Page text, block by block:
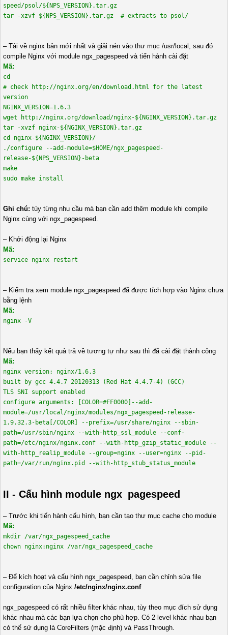
speed/psol/${NPS_VERSION}.tar.gz
tar -xzvf ${NPS_VERSION}.tar.gz # extracts to psol/
– Tải về nginx bản mới nhất và giải nén vào thư mục /usr/local, sau đó
compile Nginx với module ngx_pagespeed và tiến hành cài đặt
Mã:
cd
# check http://nginx.org/en/download.html for the latest
version
NGINX_VERSION=1.6.3
wget http://nginx.org/download/nginx-${NGINX_VERSION}.tar.gz
tar -xvzf nginx-${NGINX_VERSION}.tar.gz
cd nginx-${NGINX_VERSION}/
./configure --add-module=$HOME/ngx_pagespeed-
release-${NPS_VERSION}-beta
make
sudo make install
Ghi chú: tùy từng nhu cầu mà bạn cần add thêm module khi compile
Nginx cùng với ngx_pagespeed.
– Khởi động lại Nginx
Mã:
service nginx restart
– Kiểm tra xem module ngx_pagespeed đã được tích hợp vào Nginx chưa
bằng lệnh
Mã:
nginx -V
Nếu bạn thấy kết quả trả về tương tự như sau thì đã cài đặt thành công
Mã:
nginx version: nginx/1.6.3
built by gcc 4.4.7 20120313 (Red Hat 4.4.7-4) (GCC)
TLS SNI support enabled
configure arguments: [COLOR=#FF0000]--add-
module=/usr/local/nginx/modules/ngx_pagespeed-release-
1.9.32.3-beta[/COLOR] --prefix=/usr/share/nginx --sbin-
path=/usr/sbin/nginx --with-http_ssl_module --conf-
path=/etc/nginx/nginx.conf --with-http_gzip_static_module --
with-http_realip_module --group=nginx --user=nginx --pid-
path=/var/run/nginx.pid --with-http_stub_status_module
II - Cấu hình module ngx_pagespeed
– Trước khi tiến hành cấu hình, bạn cần tạo thư mục cache cho module
Mã:
mkdir /var/ngx_pagespeed_cache
chown nginx:nginx /var/ngx_pagespeed_cache
– Để kích hoạt và cấu hình ngx_pagespeed, bạn cần chỉnh sửa file
configuration của Nginx /etc/nginx/nginx.conf
ngx_pagespeed có rất nhiều filter khác nhau, tùy theo mục đích sử dụng
khác nhau mà các bạn lựa chọn cho phù hợp. Có 2 level khác nhau bạn
có thể sử dụng là CoreFilters (mặc định) và PassThrough.